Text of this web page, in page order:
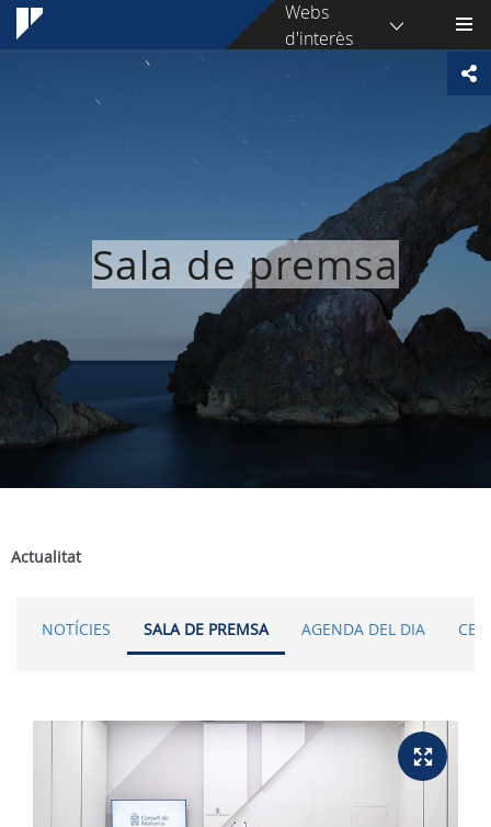
Webs
d'interès
Sala de premsa
Actualitat
NOTÍCIES SALA DE PREMSA AGENDA DEL DIA